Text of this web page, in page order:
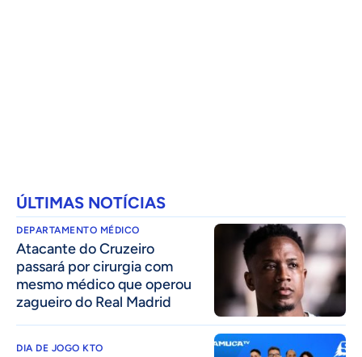
ÚLTIMAS NOTÍCIAS
DEPARTAMENTO MÉDICO
Atacante do Cruzeiro
passará por cirurgia com
mesmo médico que operou
zagueiro do Real Madrid
DIA DE JOGO KTO